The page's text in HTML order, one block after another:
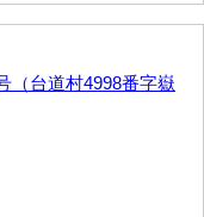
台道村4998番字嶽